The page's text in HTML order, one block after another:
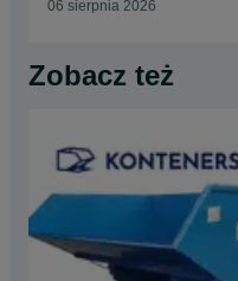
06 sierpnia 2026
Zobacz też